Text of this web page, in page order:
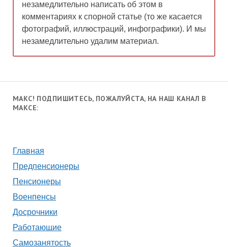
незамедлительно написать об этом в
комментариях к спорной статье (то же касается
фотографий, иллюстраций, инфографики). И мы
незамедлительно удалим материал.
МАКС! ПОДПИШИТЕСЬ, ПОЖАЛУЙСТА, НА НАШ КАНАЛ В
МАКСЕ:
Главная
Предпенсионеры
Пенсионеры
Военпенсы
Досрочники
Работающие
Самозанятость